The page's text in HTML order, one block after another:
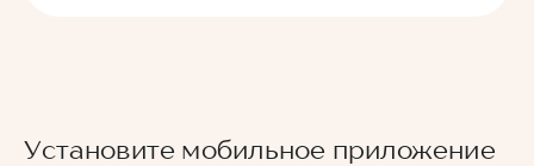
Установите мобильное приложение